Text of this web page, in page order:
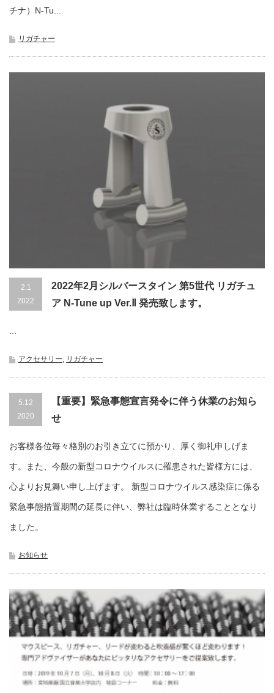
チナ）N-Tu...
リガチャー
2.1
2022
2022年2月シルバースタイン 第5世代 リガチュ
ア N-Tune up Ver.Ⅱ 発売致します。
アクセサリー, リガチャー
5.12
2020
【重要】緊急事態宣言発令に伴う休業のお知ら
せ
お客様各位毎々格別のお引き立てに預かり、厚く御礼申しげま
す。また、今般の新型コロナウイルスに罹患された皆様方には、
心よりお見舞い申し上げます。 新型コロナウイルス感染症に係る
緊急事態措置期間の延長に伴い、弊社は臨時休業することとなり
ました。
お知らせ